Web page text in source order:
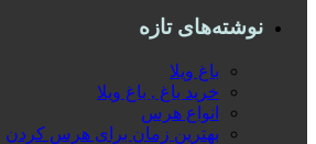
نوشته‌های تازه
باغ ویلا
خرید باغ , باغ ویلا
انواع هرس
بهترین زمان برای هرس کردن